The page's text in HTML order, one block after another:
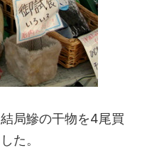
局鰺の干物を4尾買
た。